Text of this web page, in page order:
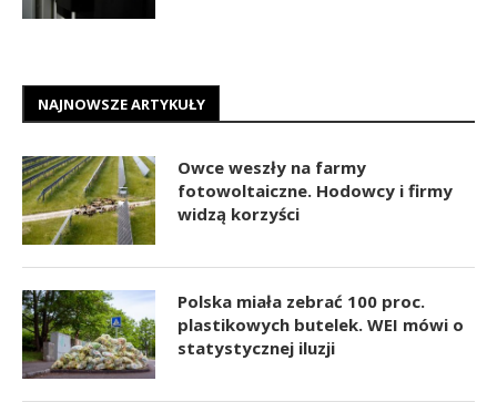
NAJNOWSZE ARTYKUŁY
Owce weszły na farmy
fotowoltaiczne. Hodowcy i firmy
widzą korzyści
Polska miała zebrać 100 proc.
plastikowych butelek. WEI mówi o
statystycznej iluzji